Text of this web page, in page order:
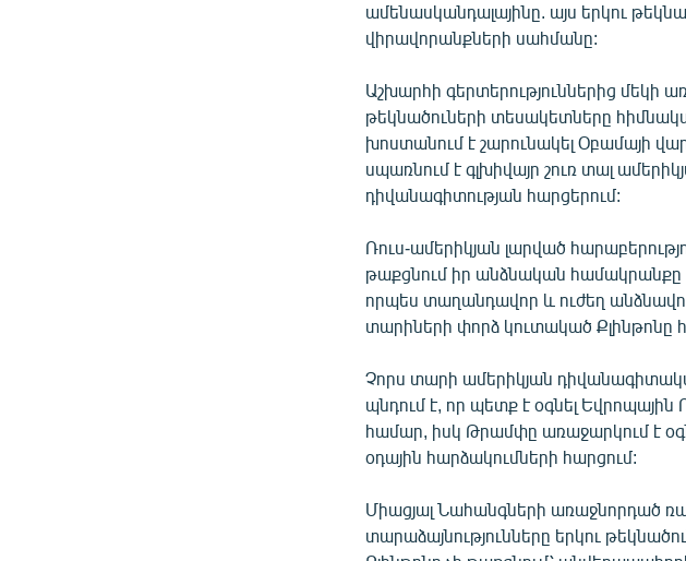
ամենասկանդալայինը. այս երկու
վիրավորանքների սահմանը:
Աշխարհի գերտերություններից մեկի
թեկնածուների տեսակետները
խոստանում է շարունակել Օբամայի
սպառնում է գլխիվայր շուռ տալ
դիվանագիտության հարցերում:
Ռուս-ամերիկյան լարված
թաքցնում իր անձնական համակրանքը
որպես տաղանդավոր և ուժեղ
տարիների փորձ կուտակած Քլինթոնը
Չորս տարի ամերիկյան
պնդում է, որ պետք է օգնել Եվրոպային
համար, իսկ Թրամփը առաջարկում է
օդային հարձակումների հարցում:
Միացյալ Նահանգների առաջնորդած
տարաձայնությունները երկու